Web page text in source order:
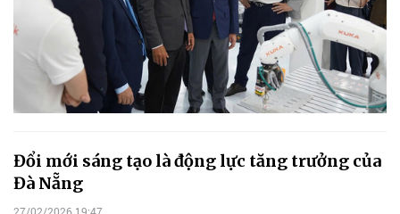
Đổi mới sáng tạo là động lực tăng trưởng của
Đà Nẵng
27/02/2026 19:47